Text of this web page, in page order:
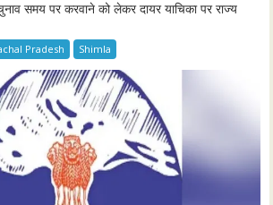
समय पर करवाने को लेकर दायर याचिका पर राज्य
Pradesh Shimla